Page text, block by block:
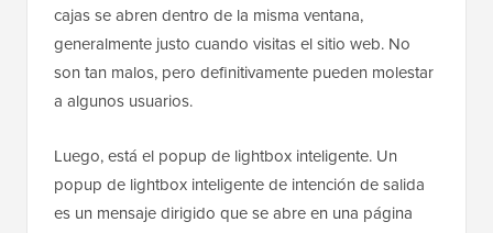
cajas se abren dentro de la misma ventana,
generalmente justo cuando visitas el sitio web. No
son tan malos, pero definitivamente pueden molestar
a algunos usuarios.
Luego, está el popup de lightbox inteligente. Un
popup de lightbox inteligente de intención de salida
es un mensaje dirigido que se abre en una página